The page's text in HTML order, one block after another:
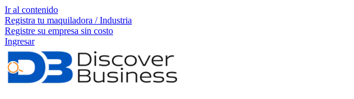
Ir al contenido
Registra tu maquiladora / Industria
Registre su empresa sin costo
Ingresar